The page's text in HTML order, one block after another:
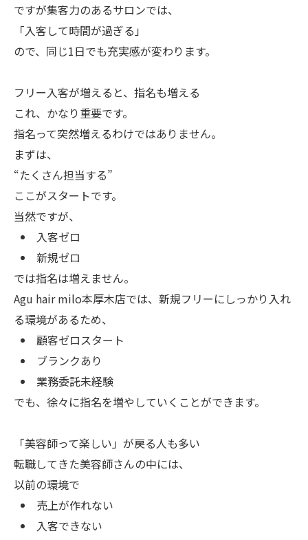
ですが集客力のあるサロンでは、
「入客して時間が過ぎる」
ので、同じ1日でも充実感が変わります。
フリー入客が増えると、指名も増える
これ、かなり重要です。
指名って突然増えるわけではありません。
まずは、
“たくさん担当する”
ここがスタートです。
当然ですが、
入客ゼロ
新規ゼロ
では指名は増えません。
Agu hair milo本厚木店では、新規フリーにしっかり入れ
る環境があるため、
顧客ゼロスタート
ブランクあり
業務委託未経験
でも、徐々に指名を増やしていくことができます。
「美容師って楽しい」が戻る人も多い
転職してきた美容師さんの中には、
以前の環境で
売上が作れない
入客できない